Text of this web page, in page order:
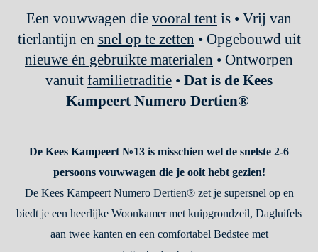
Een vouwwagen die vooral tent is • Vrij van
tierlantijn en snel op te zetten • Opgebouwd uit
nieuwe én gebruikte materialen • Ontworpen
vanuit familietraditie • Dat is de Kees
Kampeert Numero Dertien®
De Kees Kampeert №13 is misschien wel de snelste 2-6
persoons vouwwagen die je ooit hebt gezien!
De Kees Kampeert Numero Dertien® zet je supersnel op en
biedt je een heerlijke Woonkamer met kuipgrondzeil, Dagluifels
aan twee kanten en een comfortabel Bedstee met